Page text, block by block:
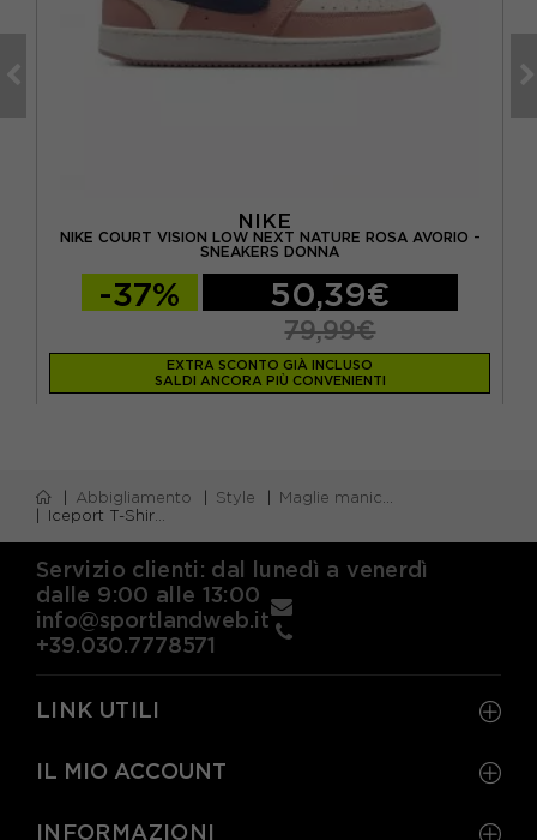
NIKE
NIKE COURT VISION LOW NEXT NATURE ROSA AVORIO -
SNEAKERS DONNA
-37% 50,39€
79,99€
EXTRA SCONTO GIÀ INCLUSO
SALDI ANCORA PIÙ CONVENIENTI
Abbigliamento Style
Maglie manica corta
Iceport T-Shirt Modal Stretch Rosa Donna
Servizio clienti: dal lunedì a venerdì
dalle 9:00 alle 13:00
info@sportlandweb.it
+39.030.7778571
LINK UTILI
IL MIO ACCOUNT
INFORMAZIONI